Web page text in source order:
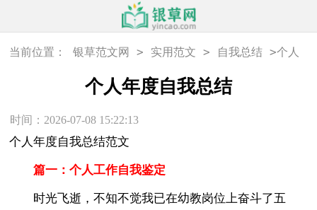
当前位置： 银草范文网 > 实用范文 > 自我总结 >个人
个人年度自我总结
时间：2026-07-08 15:22:13
个人年度自我总结范文
篇一：个人工作自我鉴定
时光飞逝，不知不觉我已在幼教岗位上奋斗了五